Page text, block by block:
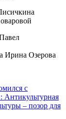
с
– позор для